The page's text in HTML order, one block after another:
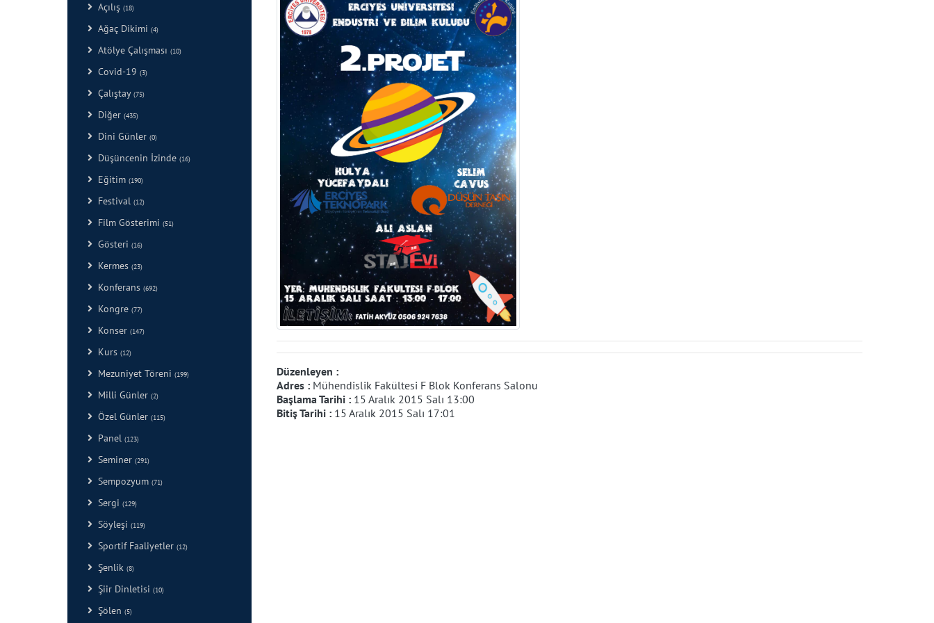
Açılış (18)
Ağaç Dikimi (4)
Atölye Çalışması (10)
Covid-19 (3)
Çalıştay (75)
Diğer (435)
Dini Günler (0)
Düşüncenin İzinde (16)
Eğitim (190)
Festival (12)
Film Gösterimi (51)
Gösteri (16)
Kermes (23)
Konferans (692)
Kongre (77)
Konser (147)
Kurs (12)
Mezuniyet Töreni (199)
Milli Günler (2)
Özel Günler (115)
Panel (123)
Seminer (291)
Sempozyum (71)
Sergi (129)
Söyleşi (119)
Sportif Faaliyetler (12)
Şenlik (8)
Şiir Dinletisi (10)
Şölen (5)
Düzenleyen :
Adres : Mühendislik Fakültesi F Blok Konferans Salonu
Başlama Tarihi : 15 Aralık 2015 Salı 13:00
Bitiş Tarihi : 15 Aralık 2015 Salı 17:01